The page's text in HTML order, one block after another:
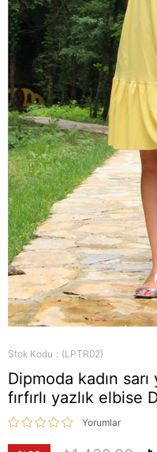
Stok Kodu (LPTR02)
Dipmoda kadın
fırfırlı yazlık elbise
Yorumlar